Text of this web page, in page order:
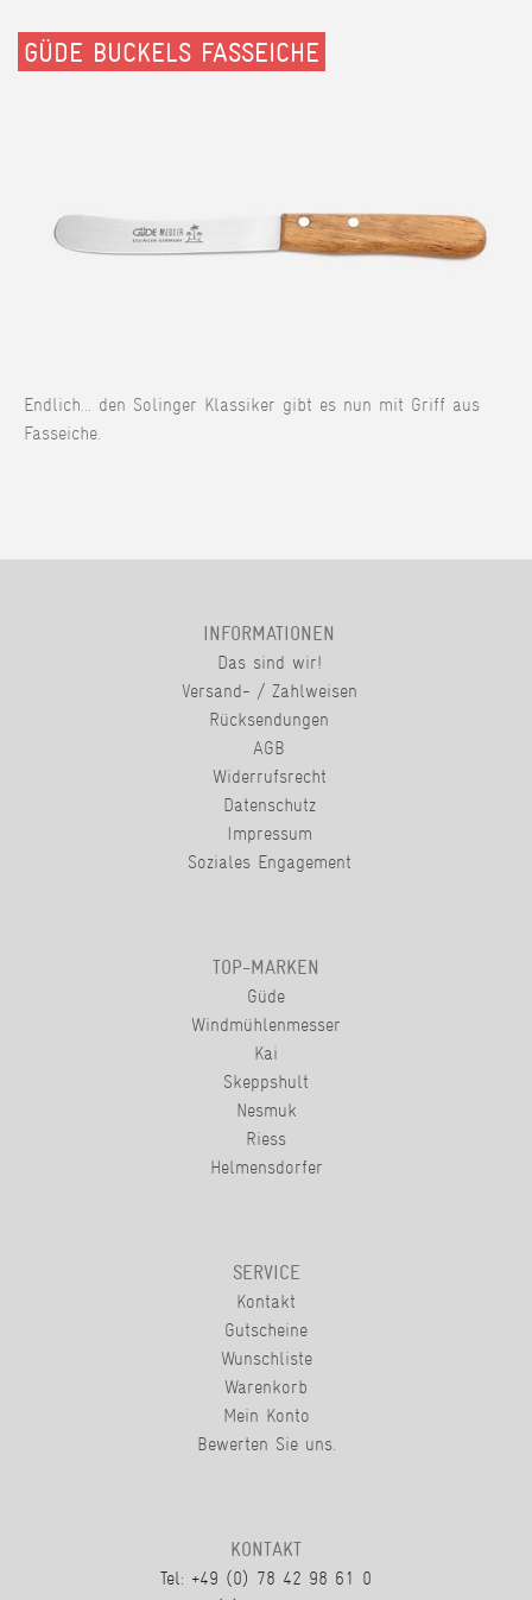
GÜDE BUCKELS FASSEICHE
Endlich... den Solinger Klassiker gibt es nun mit Griff aus
Fasseiche.
INFORMATIONEN
Das sind wir!
Versand- / Zahlweisen
Rücksendungen
AGB
Widerrufsrecht
Datenschutz
Impressum
Soziales Engagement
TOP-MARKEN
Güde
Windmühlenmesser
Kai
Skeppshult
Nesmuk
Riess
Helmensdorfer
SERVICE
Kontakt
Gutscheine
Wunschliste
Warenkorb
Mein Konto
Bewerten Sie uns.
KONTAKT
Tel: +49 (0) 78 42 98 61 0